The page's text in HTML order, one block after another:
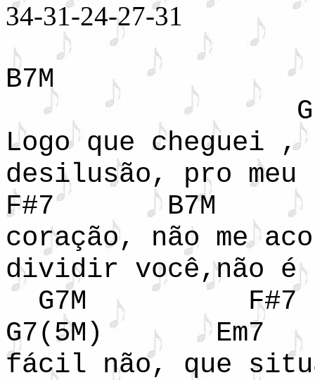
34-31-24-27-31
B7M
Logo que cheguei
desilusão, pro meu
F#7
coração, não me
dividir você,não é
G7M F#7
G7(5M)
fácil não, que